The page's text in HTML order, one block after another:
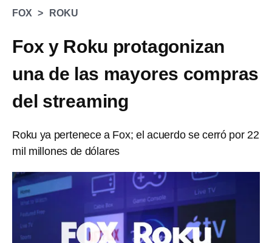
FOX ROKU
Fox y Roku protagonizan
una de las mayores compras
del streaming
Roku ya pertenece a Fox; el acuerdo se cerró por 22
mil millones de dólares